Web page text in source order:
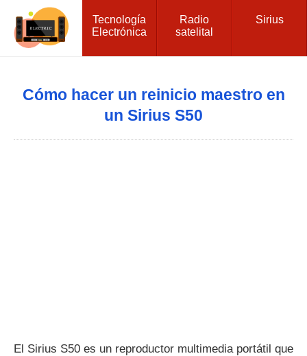
Tecnología
Electrónica
Radio
satelital
Sirius
Cómo hacer un reinicio maestro en
un Sirius S50
El Sirius S50 es un reproductor multimedia portátil que